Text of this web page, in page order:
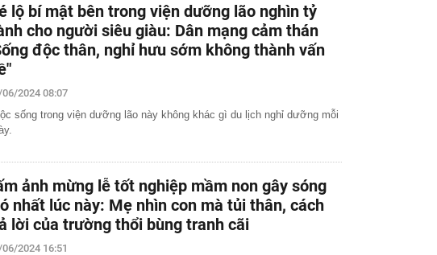
hiệu phong thủy rất tốt
nhì Việt Nam và vợ hơn 4 tuổi của Bình Minh "dính
từ Việt Nam sang Mỹ
tục trồi lên từ nền nhà, gia chủ gọi người kiểm tra rồi
sơ tán
tỷ giờ bán cà phê ở phường Hoà Hưng (TP.HCM),
"vỡ trận"
người phụ nữ sốt cao liên tục, phổi tổn thương hơn
cảnh báo nóng, tuyên bố hành động pháp lý
bánh xe ô tô ở khu đô thị Hà Nội
dụng Android có thể âm thầm theo dõi vị trí người
lộ bí mật bên trong viện dưỡng lão nghìn tỷ
cho người siêu giàu: Dân mạng cảm thán
độc thân, nghỉ hưu sớm không thành vấn
2024 08:07
sống trong viện dưỡng lão này không khác gì du lịch nghỉ dưỡng mỗi
ảnh mừng lễ tốt nghiệp mầm non gây sóng
nhất lúc này: Mẹ nhìn con mà tủi thân, cách
lời của trường thổi bùng tranh cãi
2024 16:51